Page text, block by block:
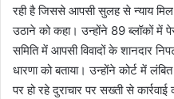
रही है जिससे आपसी सुलह से न्याय मिल
उठाने को कहा। उन्होंने 89 ब्लॉकों में
समिति में आपसी विवादों के शानदार
धारणा को बताया। उन्होंने कोर्ट में
पर हो रहे दुराचार पर सख्ती से